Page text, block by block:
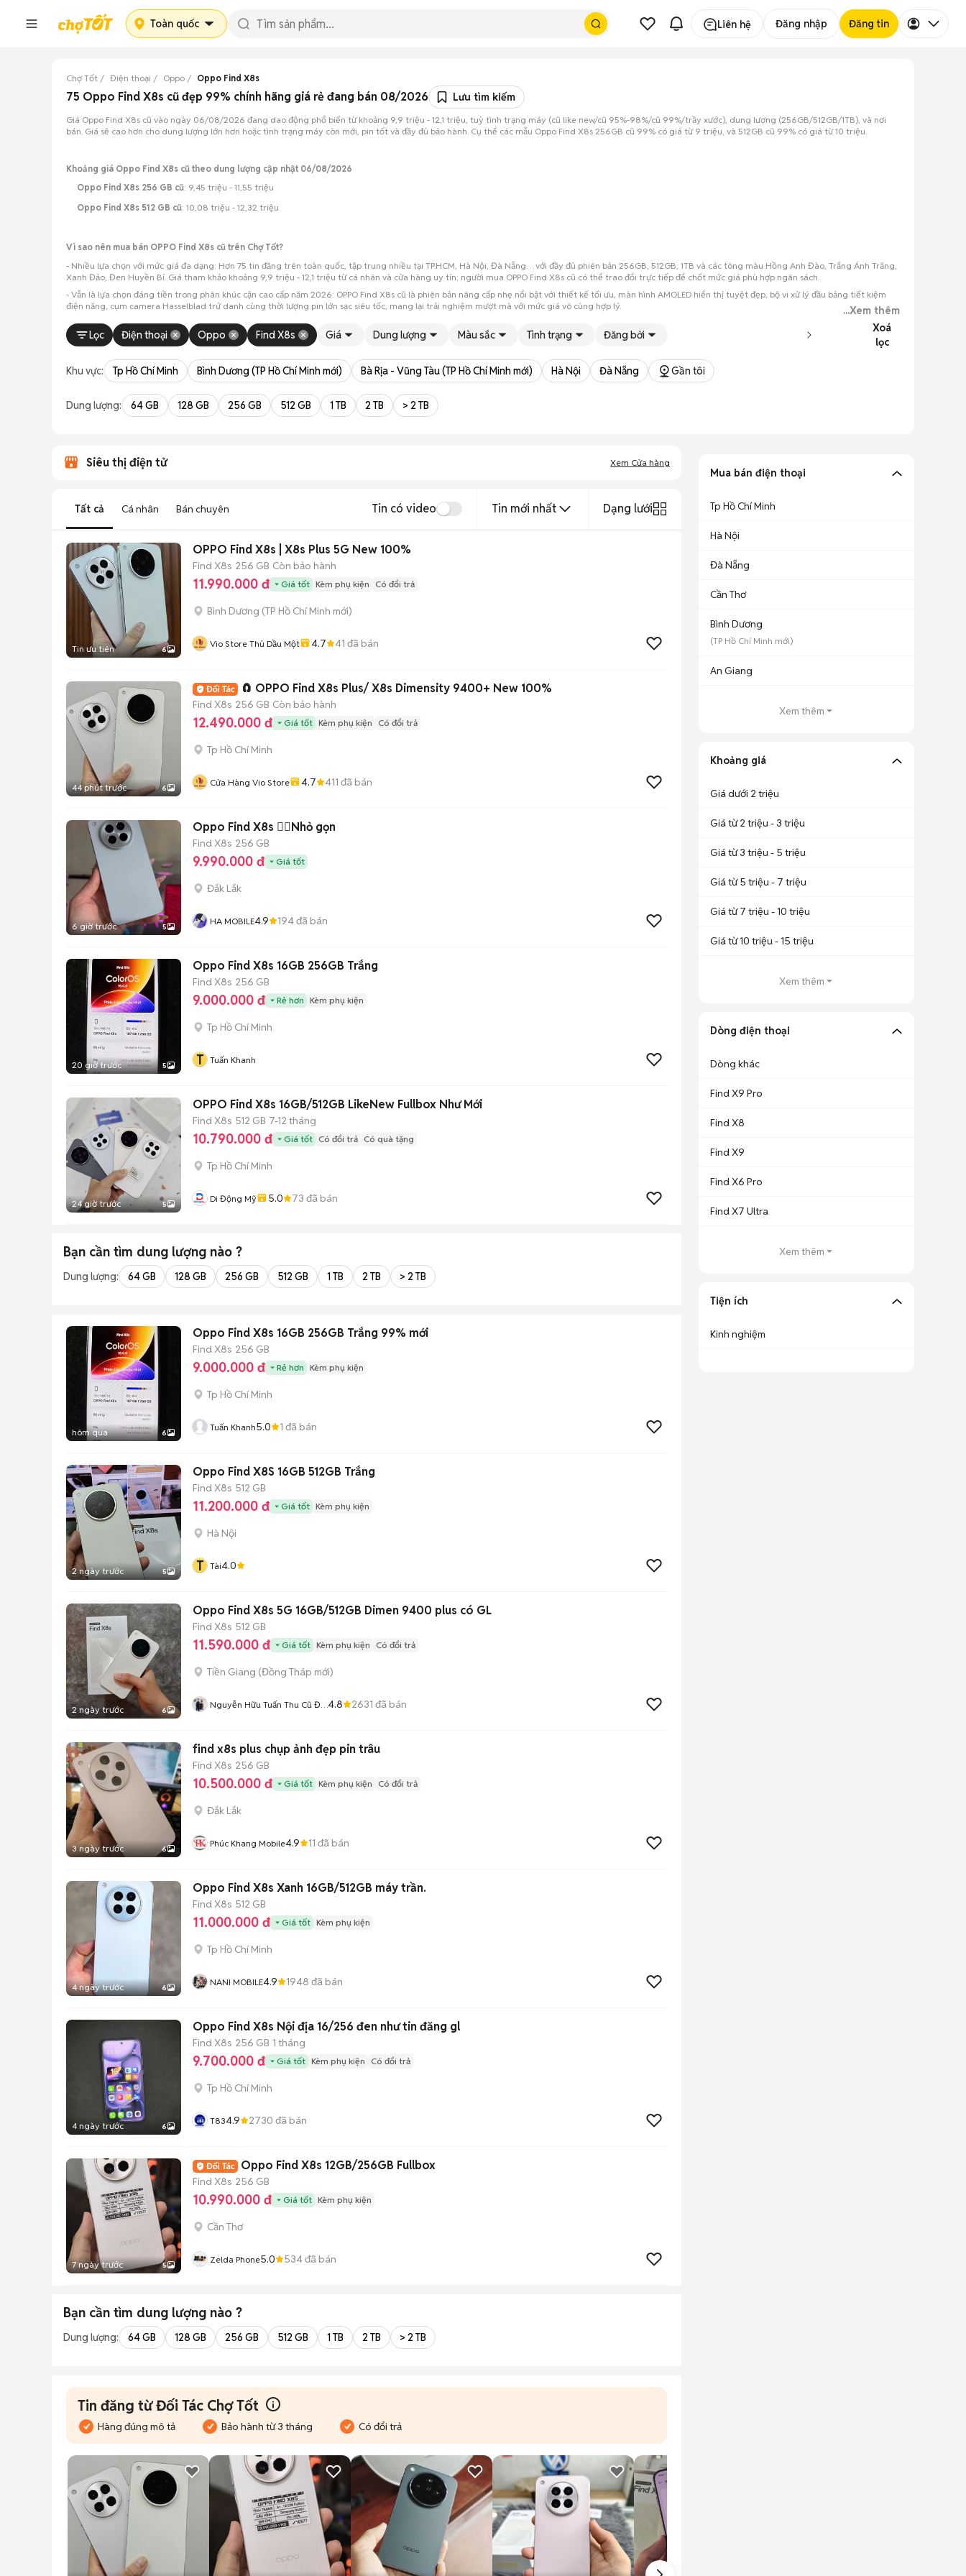
Toàn quốc Liên hệ Đăng nhập Đăng tin
Chợ Tốt Điện thoại Oppo Oppo Find X8s
75 Oppo Find X8s cũ đẹp 99% chính hãng giá rẻ đang bán 08/2026 Lưu tìm kiếm
Giá Oppo Find X8s cũ vào ngày 06/08/2026 đang dao động phổ biến từ khoảng 9,9 triệu - 12,1 triệu, tuỳ tình trạng máy (cũ like new/cũ 95%-98%/cũ 99%/trầy xước), dung lượng (256GB/512GB/1TB), và nơi
bán. Giá sẽ cao hơn cho dung lượng lớn hơn hoặc tình trạng máy còn mới, pin tốt và đầy đủ bảo hành. Cụ thể các mẫu Oppo Find X8s 256GB cũ 99% có giá từ 9 triệu, và 512GB cũ 99% có giá từ 10 triệu.
Khoảng giá Oppo Find X8s cũ theo dung lượng cập nhật 06/08/2026
Oppo Find X8s 256 GB cũ: 9,45 triệu - 11,55 triệu
Oppo Find X8s 512 GB cũ: 10,08 triệu - 12,32 triệu
Vì sao nên mua bán OPPO Find X8s cũ trên Chợ Tốt?
- Nhiều lựa chọn với mức giá đa dạng: Hơn 75 tin đăng trên toàn quốc, tập trung nhiều tại TP.HCM, Hà Nội, Đà Nẵng… với đầy đủ phiên bản 256GB, 512GB, 1TB và các tông màu Hồng Anh Đào, Trắng Ánh Trăng,
Xanh Đảo, Đen Huyền Bí. Giá tham khảo khoảng 9,9 triệu - 12,1 triệu từ cá nhân và cửa hàng uy tín; người mua OPPO Find X8s cũ có thể trao đổi trực tiếp để chốt mức giá phù hợp ngân sách.
- Vẫn là lựa chọn đáng tiền trong phân khúc cận cao cấp năm 2026: OPPO Find X8s cũ là phiên bản nâng cấp nhẹ nổi bật với thiết kế tối ưu, màn hình AMOLED hiển thị tuyệt đẹp, bộ vi xử lý đầu bảng tiết kiệm
điện năng, cụm camera Hasselblad trứ danh cùng thời lượng pin lớn sạc siêu tốc, mang lại trải nghiệm mượt mà với mức giá vô cùng hợp lý.
...Xem thêm
Lọc
Điện thoại Oppo Find X8s Giá Dung lượng Màu sắc Tình trạng Đăng bởi
Xoá
lọc
Khu vực: Tp Hồ Chí Minh Bình Dương (TP Hồ Chí Minh mới) Bà Rịa - Vũng Tàu (TP Hồ Chí Minh mới) Hà Nội Đà Nẵng Gần tôi
Dung lượng: 64 GB 128 GB 256 GB 512 GB 1 TB 2 TB > 2 TB
Siêu thị điện tử Xem Cửa hàng
Tất cả Cá nhân Bán chuyên Tin có video Tin mới nhất Dạng lưới
Tin ưu tiên 6
OPPO Find X8s | X8s Plus 5G New 100%
Find X8s 256 GB Còn bảo hành
11.990.000 đ Giá tốt Kèm phụ kiện Có đổi trả
Bình Dương (TP Hồ Chí Minh mới)
Vio Store Thủ Dầu Một 4.7 41 đã bán
44 phút trước 6
🧲 OPPO Find X8s Plus/ X8s Dimensity 9400+ New 100%
Find X8s 256 GB Còn bảo hành
12.490.000 đ Giá tốt Kèm phụ kiện Có đổi trả
Tp Hồ Chí Minh
Cửa Hàng Vio Store 4.7 411 đã bán
6 giờ trước 5
Oppo Find X8s ❤️‍🔥Nhỏ gọn
Find X8s 256 GB
9.990.000 đ Giá tốt
Đắk Lắk
HA MOBILE4.9 194đã bán
20 giờ trước 5
Oppo Find X8s 16GB 256GB Trắng
Find X8s 256 GB
9.000.000 đ Rẻ hơn Kèm phụ kiện
Tp Hồ Chí Minh
T Tuấn Khanh
24 giờ trước 5
OPPO Find X8s 16GB/512GB LikeNew Fullbox Như Mới
Find X8s 512 GB 7-12 tháng
10.790.000 đ Giá tốt Có đổi trả Có quà tặng
Tp Hồ Chí Minh
Di Động Mỹ 5.0 73 đã bán
Bạn cần tìm dung lượng nào ?
Dung lượng: 64 GB 128 GB 256 GB 512 GB 1 TB 2 TB > 2 TB
hôm qua 6
Oppo Find X8s 16GB 256GB Trắng 99% mới
Find X8s 256 GB
9.000.000 đ Rẻ hơn Kèm phụ kiện
Tp Hồ Chí Minh
Tuấn Khanh5.0 1 đã bán
2 ngày trước 5
Oppo Find X8S 16GB 512GB Trắng
Find X8s 512 GB
11.200.000 đ Giá tốt Kèm phụ kiện
Hà Nội
T Tài4.0
2 ngày trước 6
Oppo Find X8s 5G 16GB/512GB Dimen 9400 plus có GL
Find X8s 512 GB
11.590.000 đ Giá tốt Kèm phụ kiện Có đổi trả
Tiền Giang (Đồng Tháp mới)
Nguyễn Hữu Tuấn Thu Cũ Đổi4.8 2631 đã bán
3 ngày trước 6
find x8s plus chụp ảnh đẹp pin trâu
Find X8s 256 GB
10.500.000 đ Giá tốt Kèm phụ kiện Có đổi trả
Đắk Lắk
Phúc Khang Mobile4.9 11 đã bán
4 ngày trước 6
Oppo Find X8s Xanh 16GB/512GB máy trần.
Find X8s 512 GB
11.000.000 đ Giá tốt Kèm phụ kiện
Tp Hồ Chí Minh
NANI MOBILE4.9 1948 đã bán
4 ngày trước 6
Oppo Find X8s Nội địa 16/256 đen như tin đăng gl
Find X8s 256 GB 1 tháng
9.700.000 đ Giá tốt Kèm phụ kiện Có đổi trả
Tp Hồ Chí Minh
T834.9 2730 đã bán
7 ngày trước 5
Oppo Find X8s 12GB/256GB Fullbox
Find X8s 256 GB
10.990.000 đ Giá tốt Kèm phụ kiện
Cần Thơ
Zelda Phone5.0 534đã bán
Bạn cần tìm dung lượng nào ?
Dung lượng: 64 GB 128 GB 256 GB 512 GB 1 TB 2 TB > 2 TB
Tin đăng từ Đối Tác Chợ Tốt
Hàng đúng mô tả Bảo hành từ 3 tháng Có đổi trả
Mua bán điện thoại
Tp Hồ Chí Minh
Hà Nội
Đà Nẵng
Cần Thơ
Bình Dương
(TP Hồ Chí Minh mới)
An Giang
Xem thêm
Khoảng giá
Giá dưới 2 triệu
Giá từ 2 triệu - 3 triệu
Giá từ 3 triệu - 5 triệu
Giá từ 5 triệu - 7 triệu
Giá từ 7 triệu - 10 triệu
Giá từ 10 triệu - 15 triệu
Xem thêm
Dòng điện thoại
Dòng khác
Find X9 Pro
Find X8
Find X9
Find X6 Pro
Find X7 Ultra
Xem thêm
Tiện ích
Kinh nghiệm